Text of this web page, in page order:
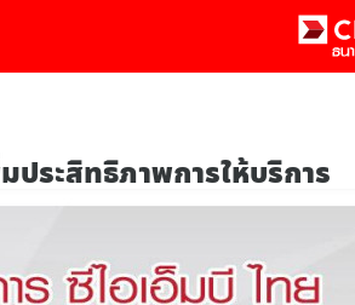
ระสิทธิภาพการให้บริการ